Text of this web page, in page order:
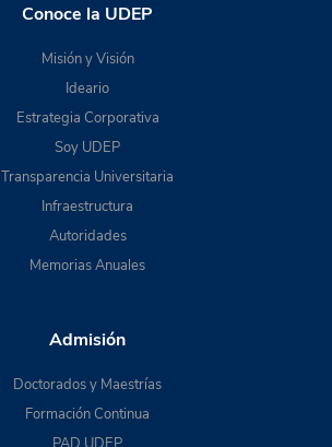
Conoce la UDEP
Misión y Visión
Ideario
Estrategia Corporativa
Soy UDEP
Transparencia Universitaria
Infraestructura
Autoridades
Memorias Anuales
Admisión
Doctorados y Maestrías
Formación Continua